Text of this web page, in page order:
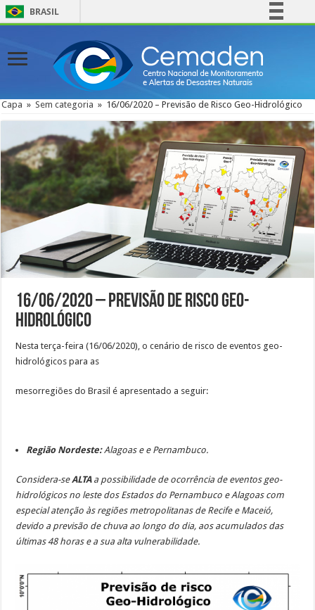
BRASIL
Comunica BR
Participe
Acesso à informação
Legislação
Canais
Capa » Sem categoria » 16/06/2020 – Previsão de Risco Geo-Hidrológico
16/06/2020 – Previsão de Risco Geo-
Hidrológico
Nesta terça-feira (16/06/2020), o cenário de risco de eventos geo-
hidrológicos para as
mesorregiões do Brasil é apresentado a seguir:
Região Nordeste:Alagoas e e Pernambuco.
Considera-seALTA a possibilidade de ocorrência de eventosgeo-
hidrológicos no leste dos Estados do Pernambuco e Alagoas com
especial atenção às regiões metropolitanas de Recife e Maceió,
devido a previsão de chuva ao longo do dia, aos acumulados das
últimas 48 horas e a sua alta vulnerabilidade.